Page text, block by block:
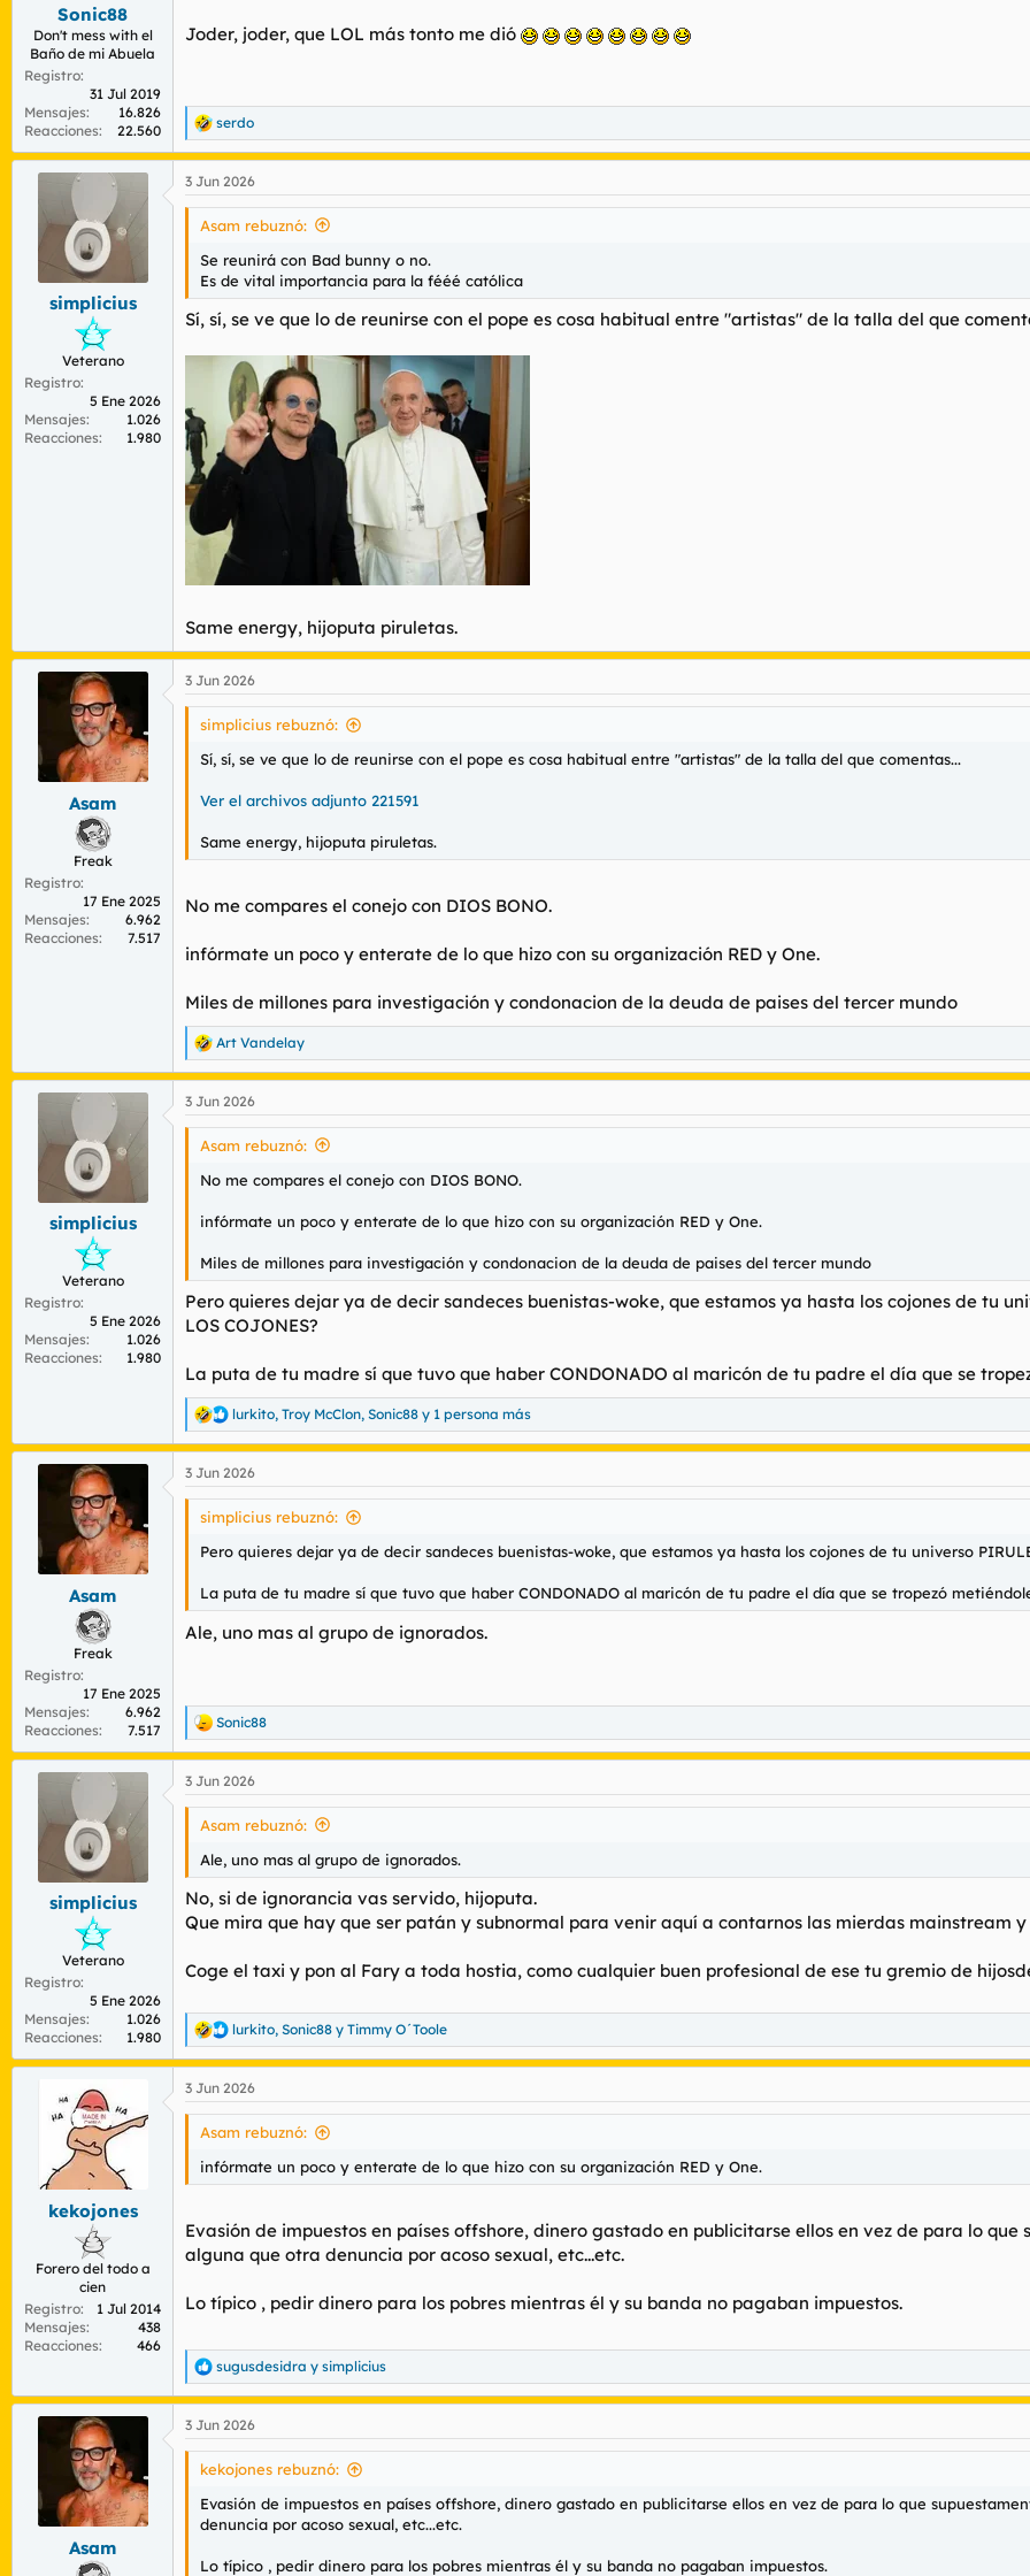
:
Sonic88
Don't mess with el
Baño de mi Abuela
Registro
31 Jul 2019
Mensajes
16.826
Reacciones
22.560
Joder, joder, que LOL más tonto me dió
R
e
a
c
c
s
:
serdo
simplicius
Veterano
Registro
5 Ene 2026
Mensajes
1.026
Reacciones
1.980
3 Jun 2026
Asam rebuznó:
Se reunirá con Bad bunny o no.
Es de vital importancia para la fééé católica
Sí, sí, se ve que lo de reunirse con el pope es cosa habitual entre "artistas" de la talla del que
Same energy, hijoputa piruletas.
Asam
Freak
Registro
17 Ene 2025
Mensajes
6.962
Reacciones
7.517
3 Jun 2026
simplicius rebuznó:
Sí, sí, se ve que lo de reunirse con el pope es cosa habitual entre "artistas" de la talla del que comentas...
Ver el archivos adjunto 221591
Same energy, hijoputa piruletas.
No me compares el conejo con DIOS BONO.
infórmate un poco y enterate de lo que hizo con su organización RED y One.
Miles de millones para investigación y condonacion de la deuda de paises del tercer mundo
R
e
a
c
c
Art Vandelay
simplicius
Veterano
Registro
5 Ene 2026
Mensajes
1.026
Reacciones
1.980
3 Jun 2026
Asam rebuznó:
No me compares el conejo con DIOS BONO.
infórmate un poco y enterate de lo que hizo con su organización RED y One.
Miles de millones para investigación y condonacion de la deuda de paises del tercer mundo
Pero quieres dejar ya de decir sandeces buenistas-woke, que estamos ya hasta los cojones de tu
LOS COJONES?
La puta de tu madre sí que tuvo que haber CONDONADO al maricón de tu padre el día que se
R
e
a
c
c
lurkito, Troy McClon, Sonic88 y 1 persona más
Asam
Freak
Registro
17 Ene 2025
Mensajes
6.962
Reacciones
7.517
3 Jun 2026
simplicius rebuznó:
Pero quieres dejar ya de decir sandeces buenistas-woke, que estamos ya hasta los cojones de tu universo
La puta de tu madre sí que tuvo que haber CONDONADO al maricón de tu padre el día que se tropezó
Ale, uno mas al grupo de ignorados.
R
e
a
c
c
e
s
:
Sonic88
simplicius
Veterano
Registro
5 Ene 2026
Mensajes
1.026
Reacciones
1.980
3 Jun 2026
Asam rebuznó:
Ale, uno mas al grupo de ignorados.
No, si de ignorancia vas servido, hijoputa.
Que mira que hay que ser patán y subnormal para venir aquí a contarnos las mierdas mainstream
Coge el taxi y pon al Fary a toda hostia, como cualquier buen profesional de ese tu gremio de
R
e
a
c
c
e
:
lurkito, Sonic88 y Timmy O´Toole
kekojones
Forero del todo a
cien
Registro
1 Jul 2014
Mensajes
438
Reacciones
466
3 Jun 2026
Asam rebuznó:
infórmate un poco y enterate de lo que hizo con su organización RED y One.
Evasión de impuestos en países offshore, dinero gastado en publicitarse ellos en vez de para lo
alguna que otra denuncia por acoso sexual, etc...etc.
Lo típico , pedir dinero para los pobres mientras él y su banda no pagaban impuestos.
R
e
a
c
c
e
sugusdesidra y simplicius
Asam
3 Jun 2026
kekojones rebuznó:
Evasión de impuestos en países offshore, dinero gastado en publicitarse ellos en vez de para lo que
denuncia por acoso sexual, etc...etc.
Lo típico , pedir dinero para los pobres mientras él y su banda no pagaban impuestos.